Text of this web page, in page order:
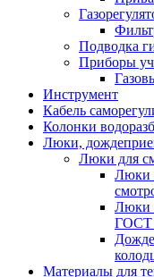
Подводка
Приборы
Инструмент
Кабель
Колонки
Люки,
Люки для
Люки
Люки
ГОСТ
Материалы для